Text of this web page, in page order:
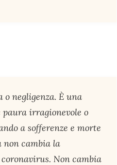
o negligenza. È una
paura irragionevole o
a sofferenze e morte
non cambia la
Non cambia